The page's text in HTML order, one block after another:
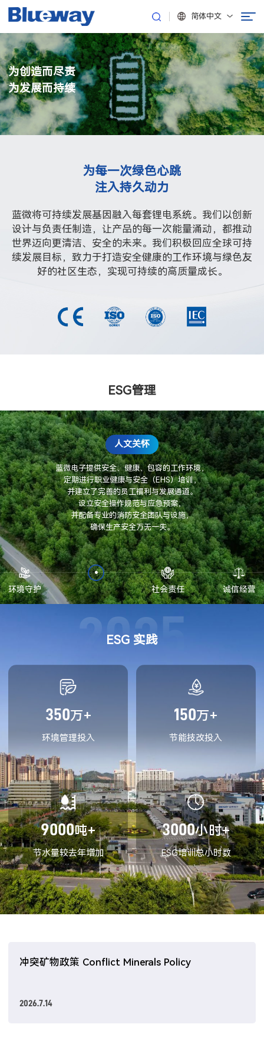
简体中文
为创造而尽责
为发展而持续
为每一次绿色心跳
注入持久动力
蓝微将可持续发展基因融入每套锂电系统。我们以创新
设计与负责任制造，让产品的每一次能量涌动，都推动
世界迈向更清洁、安全的未来。我们积极回应全球可持
续发展目标，致力于打造安全健康的工作环境与绿色友
好的社区生态，实现可持续的高质量成长。
ESG管理
人文关怀
蓝微电子提供安全、健康、包容的工作环境，
定期进行职业健康与安全（EHS）培训，
并建立了完善的员工福利与发展通道。
设立安全操作规范与应急预案，
并配备专业的消防安全团队与设施，
确保生产安全万无一失。
环境守护 社会责任 诚信经营
2025
ESG 实践
350万+
环境管理投入
150万+
节能技改投入
9000吨+
节水量较去年增加
3000小时+
ESG培训总小时数
冲突矿物政策 Conflict Minerals Policy
2026.7.14